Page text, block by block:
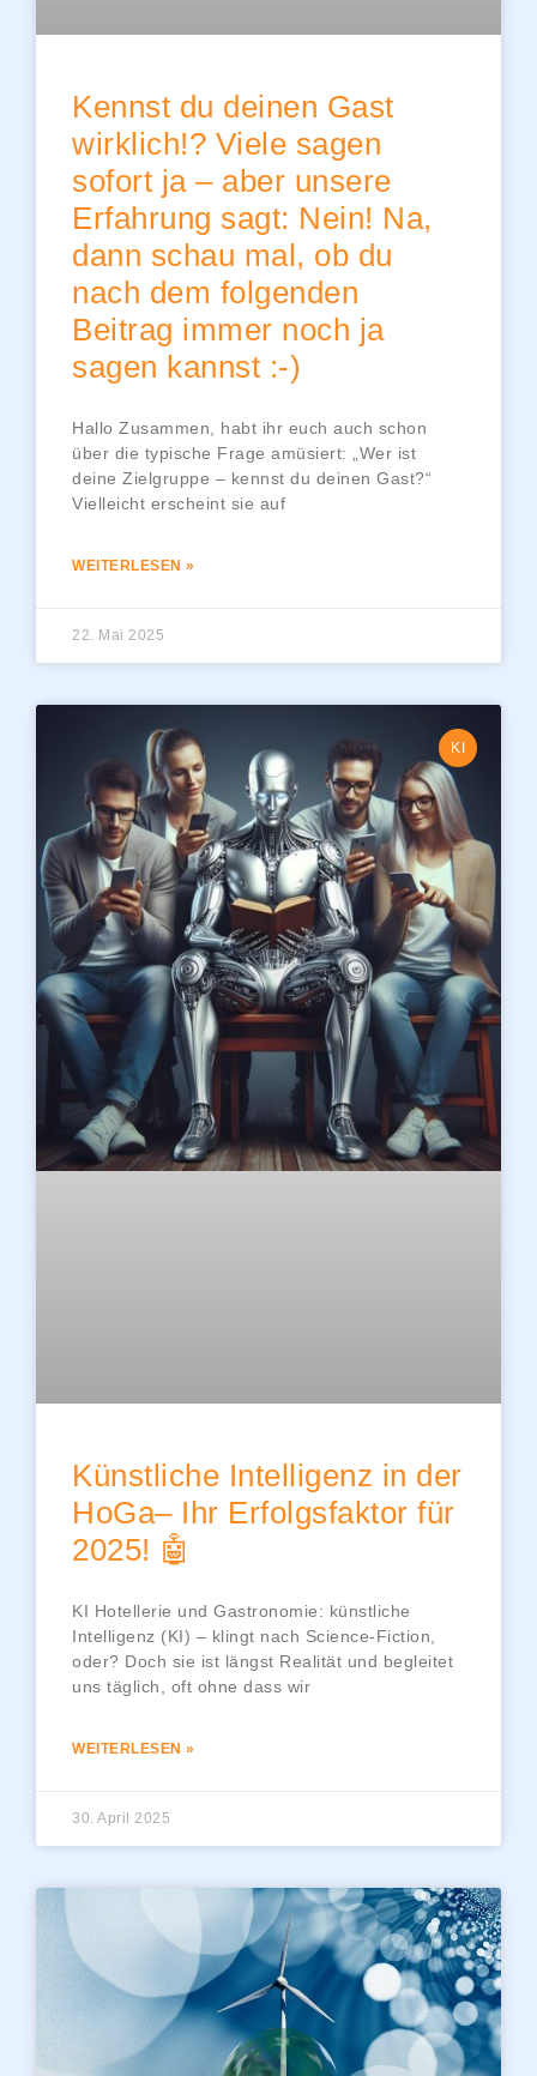
Kennst du deinen Gast
wirklich!? Viele sagen
sofort ja – aber unsere
Erfahrung sagt: Nein! Na,
dann schau mal, ob du
nach dem folgenden
Beitrag immer noch ja
sagen kannst :-)
Hallo Zusammen, habt ihr euch auch schon
über die typische Frage amüsiert: „Wer ist
deine Zielgruppe – kennst du deinen Gast?“
Vielleicht erscheint sie auf
WEITERLESEN »
22. Mai 2025
KI
Künstliche Intelligenz in der
HoGa– Ihr Erfolgsfaktor für
2025! 🤖
KI Hotellerie und Gastronomie: künstliche
Intelligenz (KI) – klingt nach Science-Fiction,
oder? Doch sie ist längst Realität und begleitet
uns täglich, oft ohne dass wir
WEITERLESEN »
30. April 2025